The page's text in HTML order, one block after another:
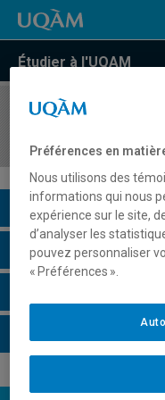
Étudier à l'UQAM
COURS//
Description du cours
Horaire - Été 2026
Préférences en
Nous utilisons des
informations qui nous
expérience sur le site,
d’analyser les
pouvez personnaliser
« Préférences ».